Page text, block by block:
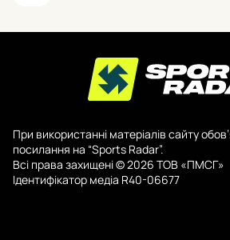
При використанні матеріалів сайту
посилання на “Sports Radar”.
Всі права захищені © 2026 ТОВ «ПМСГ»
Ідентифікатор медіа R40-06677